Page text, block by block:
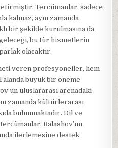
Tercümanlar, sadece
kalmaz, aynı zamanda
bir şekilde kurulmasına da
geleceği, bu tür hizmetlerin
olacaktır.
veren profesyoneller, hem
alanda büyük bir öneme
uluslararası arenadaki
zamanda kültürlerarası
bulunmaktadır. Dil ve
Balashov’un
ilerlemesine destek